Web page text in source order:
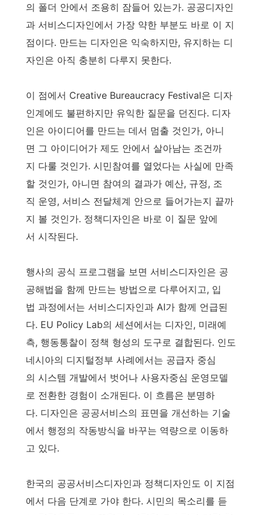
의 폴더 안에서 조용히 잠들어 있는가. 공공디자인
과 서비스디자인에서 가장 약한 부분도 바로 이 지
점이다. 만드는 디자인은 익숙하지만, 유지하는 디
자인은 아직 충분히 다루지 못한다.
이 점에서 Creative Bureaucracy Festival은 디자
인계에도 불편하지만 유익한 질문을 던진다. 디자
인은 아이디어를 만드는 데서 멈출 것인가, 아니
면 그 아이디어가 제도 안에서 살아남는 조건까
지 다룰 것인가. 시민참여를 열었다는 사실에 만족
할 것인가, 아니면 참여의 결과가 예산, 규정, 조
직 운영, 서비스 전달체계 안으로 들어가는지 끝까
지 볼 것인가. 정책디자인은 바로 이 질문 앞에
서 시작된다.
행사의 공식 프로그램을 보면 서비스디자인은 공
공해법을 함께 만드는 방법으로 다루어지고, 입
법 과정에서는 서비스디자인과 AI가 함께 언급된
다. EU Policy Lab의 세션에서는 디자인, 미래예
측, 행동통찰이 정책 형성의 도구로 결합된다. 인도
네시아의 디지털정부 사례에서는 공급자 중심
의 시스템 개발에서 벗어나 사용자중심 운영모델
로 전환한 경험이 소개된다. 이 흐름은 분명하
다. 디자인은 공공서비스의 표면을 개선하는 기술
에서 행정의 작동방식을 바꾸는 역량으로 이동하
고 있다.
한국의 공공서비스디자인과 정책디자인도 이 지점
에서 다음 단계로 가야 한다. 시민의 목소리를 듣